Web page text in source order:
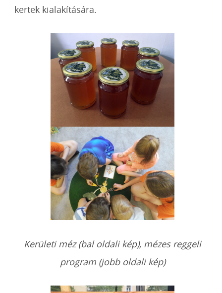
kertek kialakítására.
Kerületi méz (bal oldali kép), mézes reggeli
program (jobb oldali kép)